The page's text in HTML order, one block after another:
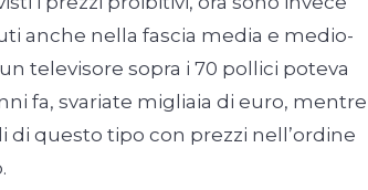
anche nella fascia media e medio-
televisore sopra i 70 pollici poteva
fa, svariate migliaia di euro, mentre
di questo tipo con prezzi nell’ordine